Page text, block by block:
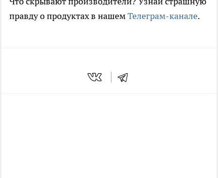
правду о продуктах в нашемТелеграм-канале.